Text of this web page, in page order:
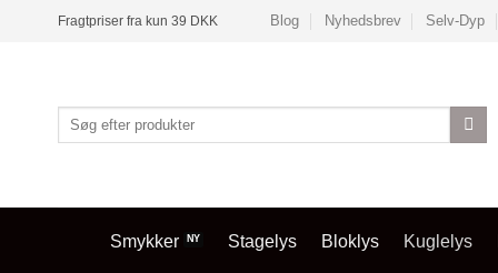
Fragtpriser fra kun 39 DKK Blog Nyhedsbrev Selv-Dyp
Søg
efter:
Smykker Stagelys Bloklys Kuglelys